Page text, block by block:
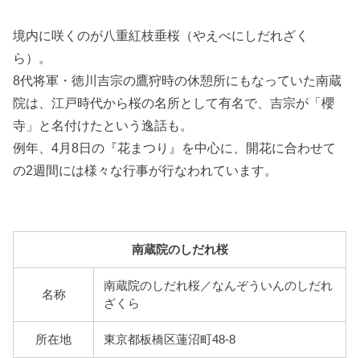
境内に咲くのが八重紅枝垂桜（やえべにしだれざく
ら）。
8代将軍・徳川吉宗の鷹狩時の休憩所にもなっていた南蔵
院は、江戸時代から桜の名所として有名で、吉宗が「櫻
寺」と名付けたという逸話も。
例年、4月8日の『花まつり』を中心に、開花に合わせて
の2週間には様々な行事が行なわれています。
南蔵院のしだれ桜
名称
南蔵院のしだれ桜／なんぞういんのしだれ
ざくら
所在地 東京都板橋区蓮沼町48-8